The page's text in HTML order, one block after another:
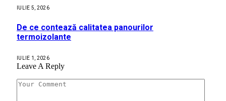
IULIE 5, 2026
De ce contează calitatea panourilor
termoizolante
IULIE 1, 2026
Leave A Reply